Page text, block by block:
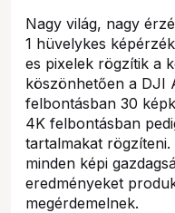
Nagy világ, nagy
1 hüvelykes
es pixelek rögzítik a
köszönhetően a DJI
felbontásban 30
4K felbontásban
tartalmakat rögzíteni.
minden képi
eredményeket
megérdemelnek.